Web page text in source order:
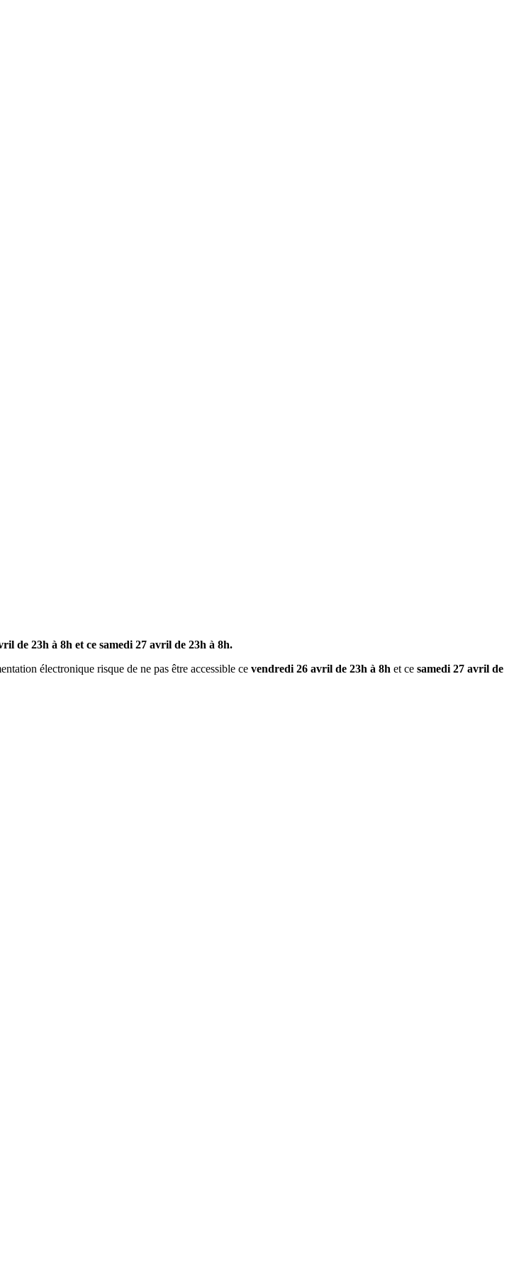
de 23h à 8h et ce samedi 27 avril de 23h à 8h.
électronique risque de ne pas être accessible ce vendredi 26 avril de 23h à 8h et ce samedi 27 avril de